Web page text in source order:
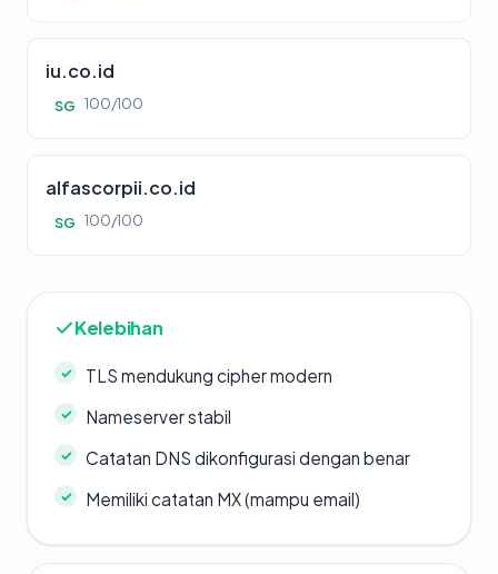
iu.co.id
SG 100/100
alfascorpii.co.id
SG 100/100
Kelebihan
TLS mendukung cipher modern
Nameserver stabil
Catatan DNS dikonfigurasi dengan benar
Memiliki catatan MX (mampu email)